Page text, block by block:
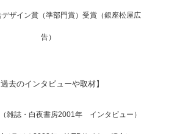
ザイン賞（準部門賞）受賞（銀座松屋広
告）
過去のインタビューや取材】
雑誌・白夜書房2001年 インタビュー）